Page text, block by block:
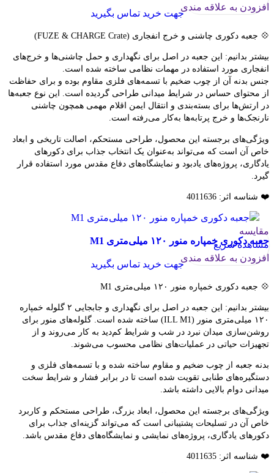
افزودن به علاقه مندی
جهت خرید تماس بگیرید
💠 جعبه دکوری چاشنی و خرج انفجاری (FUZE & CHARGE Crate)
بیشتر بدانیم: این جعبه در اصل برای نگهداری و حمل چاشنی‌ها و خرج‌های
انفجاری مورد استفاده در مهمات نظامی ساخته شده است.
جنس بدنه آن از چوب ضخیم با تسمه‌های فلزی مقاوم بوده و برای حفاظت
از محتوای حساس در شرایط میدانی طراحی گردیده است. این نوع جعبه‌ها
در ارتش‌ها برای بسته‌بندی و انتقال ایمن اقلام مهمی همچون چاشنی
نارنجک‌ها و خرج پرتابه‌ها به‌کار می‌رفته است.
ویژگی‌های برجسته این محصول، طراحی مستحکم، اصالت تاریخی و ابعاد
خاص آن است که می‌تواند به‌عنوان یک انتخاب جذاب برای دکورهای
یادگاری، پروژه‌های یادبود و نمایشگاه‌های دفاع مقدس مورد استفاده قرار
گیرد.
❤️ شناسه اثر: 4011636
مقایسه
مشاهده سریع
افزودن به علاقه مندی
جعبه دکوری خمپاره منور ۱۲۰ میلی‌متری M1
جهت خرید تماس بگیرید
💠 جعبه دکوری خمپاره منور ۱۲۰ میلی‌متری M1
بیشتر بدانیم: این جعبه در اصل برای نگهداری و جابجایی ۲ گلوله خمپاره
۱۲۰ میلی‌متری منور (ILL M1) ساخته شده است. گلوله‌های منور برای
روشن‌سازی میدان نبرد در شب و شرایط کم‌دید به کار می‌روند و از
تجهیزات حیاتی در عملیات‌های نظامی محسوب می‌شوند.
بدنه جعبه از چوب ضخیم و مقاوم ساخته شده و با تسمه‌های فلزی و
دستگیره‌های طنابی تقویت شده است تا در برابر فشار و شرایط سخت
میدانی دوام بالایی داشته باشد.
ویژگی‌های برجسته این محصول، ابعاد بزرگ، طراحی مستحکم و کاربرد
خاص آن در تسلیحات پشتیبانی است که می‌تواند گزینه‌ای جذاب برای
دکورهای یادگاری، پروژه‌های نمایشی و نمایشگاه‌های دفاع مقدس باشد.
❤️ شناسه اثر: 4011635